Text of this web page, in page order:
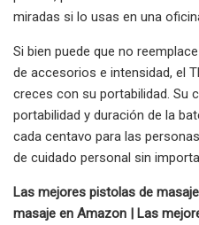
miradas si lo usas en una
Si bien puede que no
de accesorios e intensidad, el
creces con su portabilidad. Su
portabilidad y duración de la
cada centavo para las
de cuidado personal sin
Las mejores pistolas de
masaje en Amazon | Las